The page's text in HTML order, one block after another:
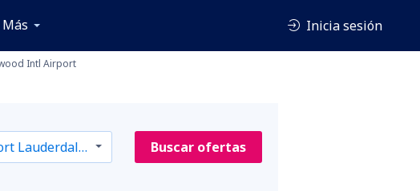
Más Inicia sesión
Intl Airport
Buscar ofertas